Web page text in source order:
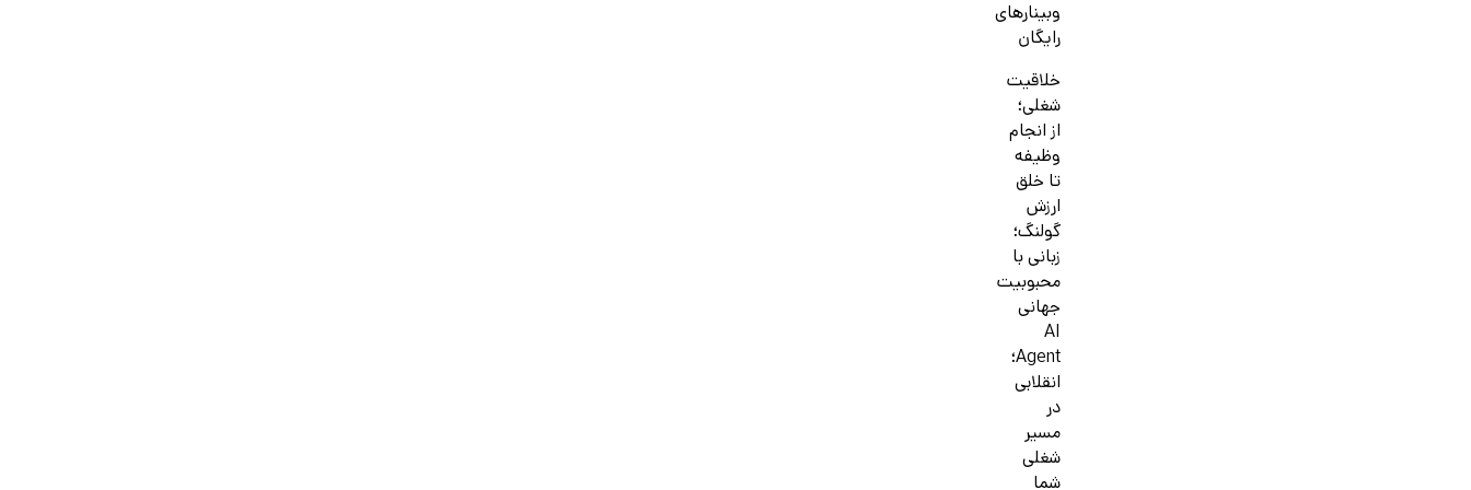
وبینارهای
رایگان
خلاقیت
شغلی؛
از انجام
وظیفه
تا خلق
ارزش
گولنگ؛
زبانی با
محبوبیت
جهانی
AI
Agent؛
انقلابی
در
مسیر
شغلی